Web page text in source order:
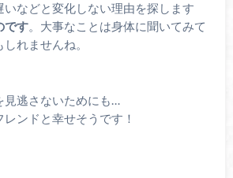
いなどと変化しない理由を探します
です。大事なことは身体に聞いてみて
れませんね。
見逃さないためにも…
ンドと幸せそうです！